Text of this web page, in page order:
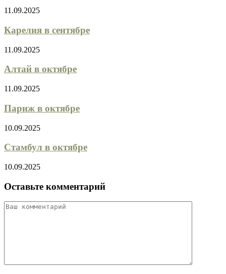
11.09.2025
Карелия в сентябре
11.09.2025
Алтай в октябре
11.09.2025
Париж в октябре
10.09.2025
Стамбул в октябре
10.09.2025
Оставьте комментарий